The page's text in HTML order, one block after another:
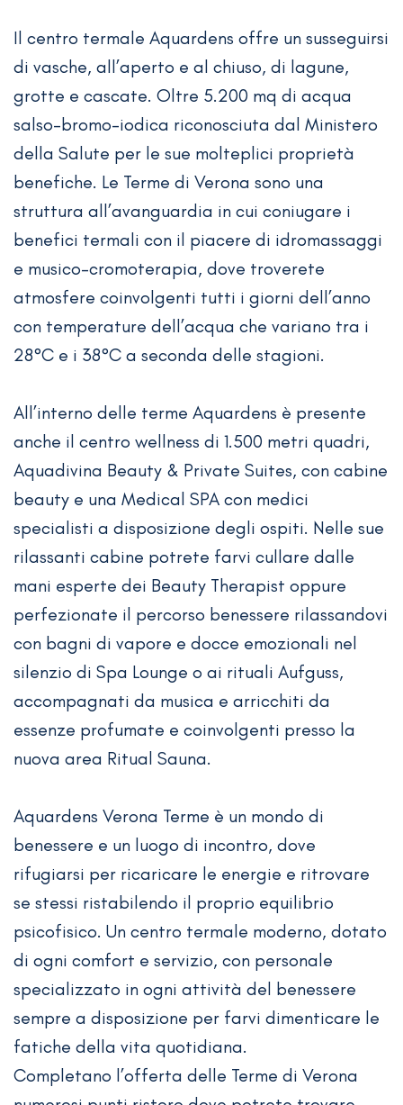
Il centro termale Aquardens offre un susseguirsi
di vasche, all’aperto e al chiuso, di lagune,
grotte e cascate. Oltre 5.200 mq di acqua
salso-bromo-iodica riconosciuta dal Ministero
della Salute per le sue molteplici proprietà
benefiche. Le Terme di Verona sono una
struttura all’avanguardia in cui coniugare i
benefici termali con il piacere di idromassaggi
e musico-cromoterapia, dove troverete
atmosfere coinvolgenti tutti i giorni dell’anno
con temperature dell’acqua che variano tra i
28°C e i 38°C a seconda delle stagioni.
All’interno delle terme Aquardens è presente
anche il centro wellness di 1.500 metri quadri,
Aquadivina Beauty & Private Suites, con cabine
beauty e una Medical SPA con medici
specialisti a disposizione degli ospiti. Nelle sue
rilassanti cabine potrete farvi cullare dalle
mani esperte dei Beauty Therapist oppure
perfezionate il percorso benessere rilassandovi
con bagni di vapore e docce emozionali nel
silenzio di Spa Lounge o ai rituali Aufguss,
accompagnati da musica e arricchiti da
essenze profumate e coinvolgenti presso la
nuova area Ritual Sauna.
Aquardens Verona Terme è un mondo di
benessere e un luogo di incontro, dove
rifugiarsi per ricaricare le energie e ritrovare
se stessi ristabilendo il proprio equilibrio
psicofisico. Un centro termale moderno, dotato
di ogni comfort e servizio, con personale
specializzato in ogni attività del benessere
sempre a disposizione per farvi dimenticare le
fatiche della vita quotidiana.
Completano l’offerta delle Terme di Verona